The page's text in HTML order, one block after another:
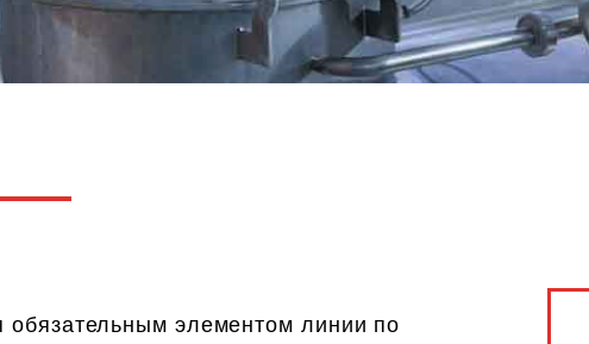
обязательным элементом линии по